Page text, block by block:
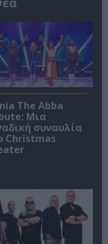
The Abba
Μια
συναυλία
Christmas